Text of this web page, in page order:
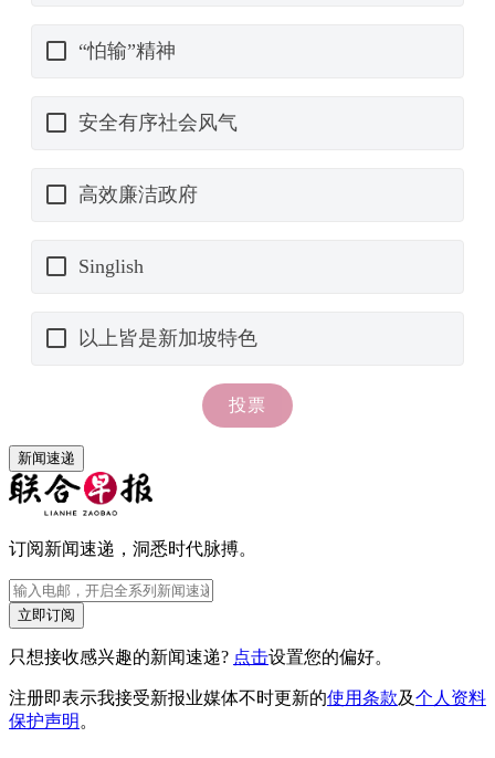
新闻速递
订阅新闻速递，洞悉时代脉搏。
立即订阅
只想接收感兴趣的新闻速递? 点击设置您的偏好。
注册即表示我接受新报业媒体不时更新的使用条款及个人资料
保护声明 。